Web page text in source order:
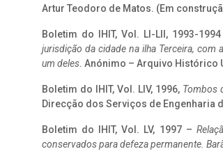
Artur Teodoro de Matos. (Em
Boletim do IHIT, Vol. LI-LII, 1993-
jurisdição da cidade na ilha Terceira,
um deles. Anónimo – Arquivo Histórico
Boletim do IHIT, Vol. LIV, 1996, Tombos
Direcção dos Serviços de Engenharia
Boletim do IHIT, Vol. LV, 1997 –
conservados para defeza permanente.